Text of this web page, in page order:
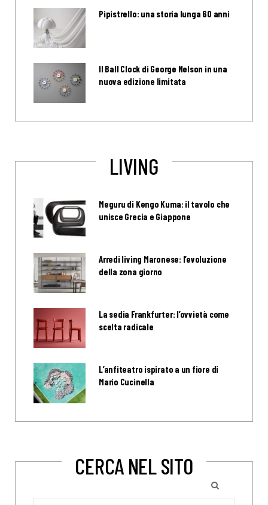
Pipistrello: una storia lunga 60 anni
Il Ball Clock di George Nelson in una
nuova edizione limitata
LIVING
Meguru di Kengo Kuma: il tavolo che
unisce Grecia e Giappone
Arredi living Maronese: l’evoluzione
della zona giorno
La sedia Frankfurter: l’ovvietà come
scelta radicale
L’anfiteatro ispirato a un fiore di
Mario Cucinella
CERCA NEL SITO